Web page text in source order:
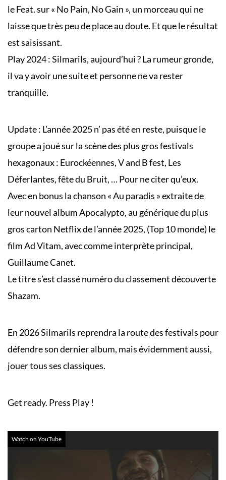
le Feat. sur « No Pain, No Gain », un morceau qui ne
laisse que très peu de place au doute. Et que le résultat
est saisissant.
Play 2024 : Silmarils, aujourd’hui ? La rumeur gronde,
il va y avoir une suite et personne ne va rester
tranquille.
Update : L’année 2025 n’ pas été en reste, puisque le
groupe a joué sur la scène des plus gros festivals
hexagonaux : Eurockéennes, V and B fest, Les
Déferlantes, fête du Bruit, … Pour ne citer qu’eux.
Avec en bonus la chanson « Au paradis » extraite de
leur nouvel album Apocalypto, au générique du plus
gros carton Netflix de l’année 2025, (Top 10 monde) le
film Ad Vitam, avec comme interprète principal,
Guillaume Canet.
Le titre s’est classé numéro du classement découverte
Shazam.
En 2026 Silmarils reprendra la route des festivals pour
défendre son dernier album, mais évidemment aussi,
jouer tous ses classiques.
Get ready. Press Play !
Watch on YouTube